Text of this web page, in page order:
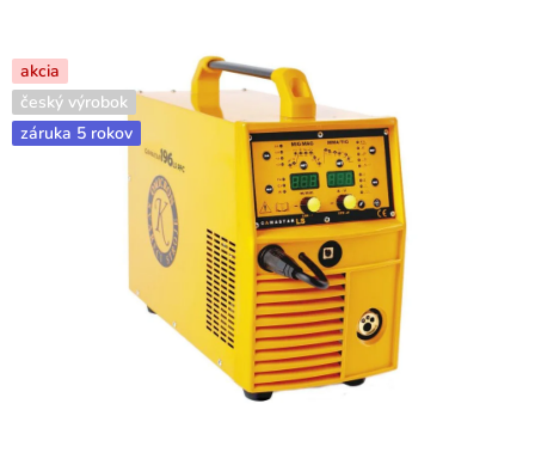
z
5
hviezdičiek.
akcia
český výrobok
záruka 5 rokov